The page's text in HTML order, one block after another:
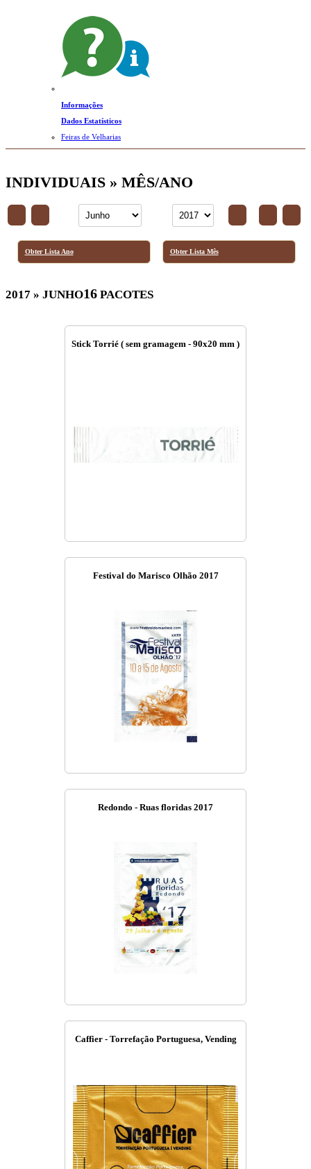
Informações
Dados Estatísticos
Feiras de Velharias
INDIVIDUAIS » MÊS/ANO
Obter Lista Ano Obter Lista Mês
2017 » JUNHO16 PACOTES
Stick Torrié ( sem gramagem - 90x20 mm )
Festival do Marisco Olhão 2017
Redondo - Ruas floridas 2017
Caffier - Torrefação Portuguesa, Vending